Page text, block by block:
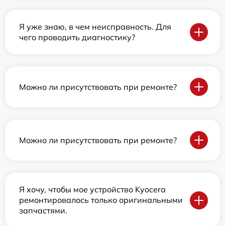
Я уже знаю, в чем неисправность. Для
чего проводить диагностику?
Можно ли присутствовать при ремонте?
Можно ли присутствовать при ремонте?
Я хочу, чтобы мое устройство Kyocera
ремонтировалось только оригинальными
запчастями.